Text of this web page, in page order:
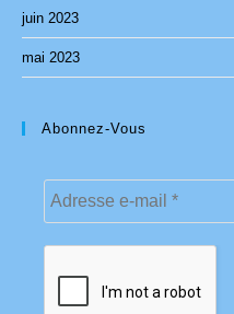
juin 2023
mai 2023
Abonnez-Vous